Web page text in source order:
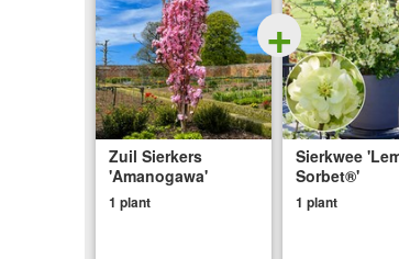
Zuil Sierkers
'Amanogawa'
1 plant
+
Sierkwee
Sorbet®'
1 plant